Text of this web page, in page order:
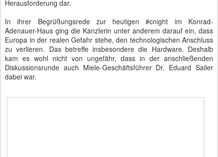
Herausforderung dar.
In ihrer Begrüßungsrede zur heutigen #cnight im Konrad-
Adenauer-Haus ging die Kanzlerin unter anderem darauf ein, dass
Europa in der realen Gefahr stehe, den technologischen Anschluss
zu verlieren. Das betreffe insbesondere die Hardware. Deshalb
kam es wohl nicht von ungefähr, dass in der anschließenden
Diskussionsrunde auch Miele-Geschäftsführer Dr. Eduard Sailer
dabei war.